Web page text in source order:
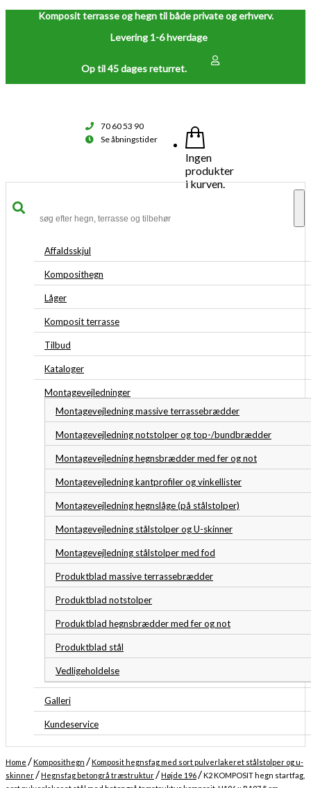
Komposit terrasse og hegn til både private og erhverv.
Levering 1-6 hverdage
Op til 45 dages returret.
70 60 53 90
Se åbningstider
Ingen
produkter
i kurven.
Affaldsskjul
Komposithegn
Låger
Komposit terrasse
Tilbud
Kataloger
Montagevejledninger
Montagevejledning massive terrassebrædder
Montagevejledning notstolper og top-/bundbrædder
Montagevejledning hegnsbrædder med fer og not
Montagevejledning kantprofiler og vinkellister
Montagevejledning hegnslåge (på stålstolper)
Montagevejledning stålstolper og U-skinner
Montagevejledning stålstolper med fod
Produktblad massive terrassebrædder
Produktblad notstolper
Produktblad hegnsbrædder med fer og not
Produktblad stål
Vedligeholdelse
Galleri
Kundeservice
Home /Komposithegn /Komposit hegnsfag med sort pulverlakeret stålstolper og u-
skinner /Hegnsfag betongrå træstruktur /Højde 196 /K2 KOMPOSIT hegn startfag,